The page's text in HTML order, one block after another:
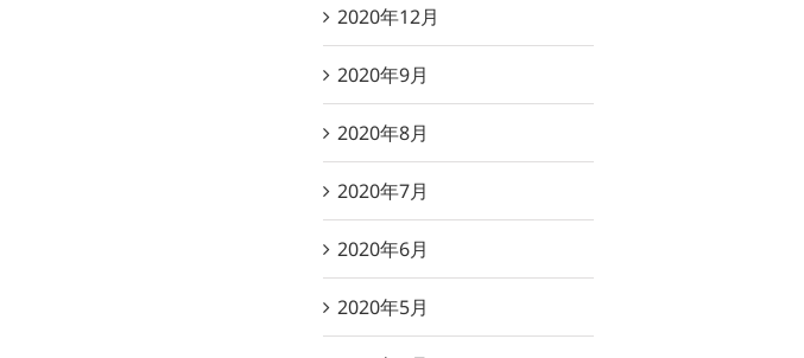
2020年12月
2020年9月
2020年8月
2020年7月
2020年6月
2020年5月